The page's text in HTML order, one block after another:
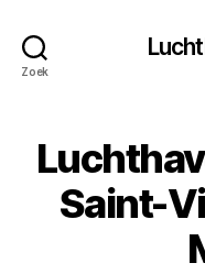
Zoek
Saint-